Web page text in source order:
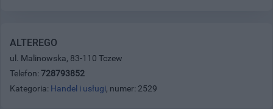
ALTEREGO
ul. Malinowska, 83-110 Tczew
Telefon: 728793852
Kategoria: Handel i usługi, numer: 2529